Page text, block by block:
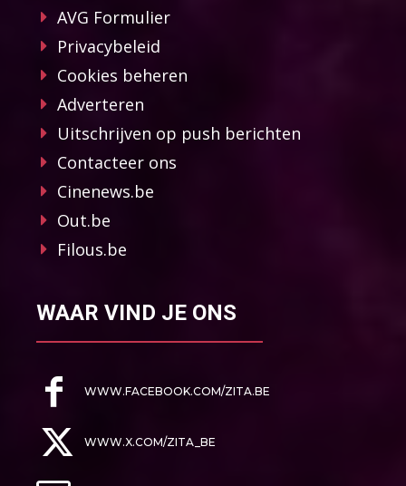
AVG Formulier
Privacybeleid
Cookies beheren
Adverteren
Uitschrijven op push berichten
Contacteer ons
Cinenews.be
Out.be
Filous.be
WAAR VIND JE ONS
WWW.FACEBOOK.COM/ZITA.BE
WWW.X.COM/ZITA_BE